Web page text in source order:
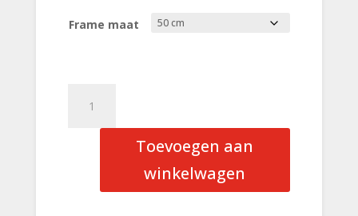
Frame maat
REGULAR
Toevoegen aan
winkelwagen